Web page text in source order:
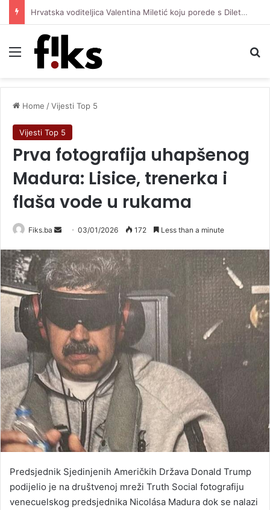
Hrvatska voditeljica Valentina Miletić koju porede s Dilettom Leotom oduševila pozirajući u bikiniju
Menu
Home /Vijesti Top 5
Vijesti Top 5
Prva fotografija uhapšenog
Madura: Lisice, trenerka i
flaša vode u rukama
Fiks.ba
Send
email
03/01/2026 172 Less than a minute
Predsjednik Sjedinjenih Američkih Država Donald Trump
podijelio je na društvenoj mreži Truth Social fotografiju
venecuelskog predsjednika Nicolása Madura dok se nalazi